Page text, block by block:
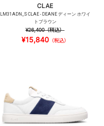
CLAE
LM31ADN_S CLAE - DEANE ディーン ホワイ
トブラウン
¥26,400（税込）
¥15,840（税込）